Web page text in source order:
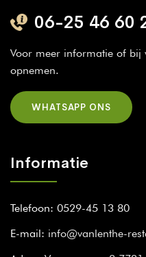
06-25 46 60
Voor meer informatie of bij
opnemen.
WHATSAPP ONS
Informatie
Telefoon: 0529-45 13 80
E-mail: info@vanlenthe-